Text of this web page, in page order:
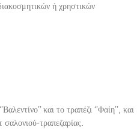
ή χρηστικών
και το τραπέζι ‘’Φαίη’’, και
τραπεζαρίας.